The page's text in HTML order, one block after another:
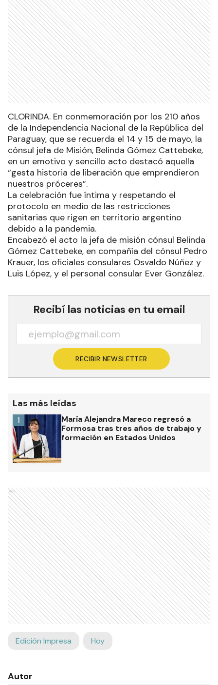
CLORINDA. En conmemoración por los 210 años
de la Independencia Nacional de la República del
Paraguay, que se recuerda el 14 y 15 de mayo, la
cónsul jefa de Misión, Belinda Gómez Cattebeke,
en un emotivo y sencillo acto destacó aquella
“gesta historia de liberación que emprendieron
nuestros próceres”.
La celebración fue íntima y respetando el
protocolo en medio de las restricciones
sanitarias que rigen en territorio argentino
debido a la pandemia.
Encabezó el acto la jefa de misión cónsul Belinda
Gómez Cattebeke, en compañía del cónsul Pedro
Krauer, los oficiales consulares Osvaldo Núñez y
Luis López, y el personal consular Ever González.
Recibí las noticias en tu email
RECIBIR NEWSLETTER
Las más leídas
María Alejandra Mareco regresó a
Formosa tras tres años de trabajo y
formación en Estados Unidos
1
Ads
Edición Impresa Hoy
Autor